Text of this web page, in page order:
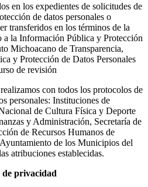
en los expedientes de solicitudes de
de datos personales o
transferidos en los términos de la
a la Información Pública y Protección
Michoacano de Transparencia,
y Protección de Datos Personales
de revisión
con todos los protocolos de
personales: Instituciones de
de Cultura Física y Deporte
y Administración, Secretaría de
de Recursos Humanos de
de los Municipios del
atribuciones establecidas.
privacidad